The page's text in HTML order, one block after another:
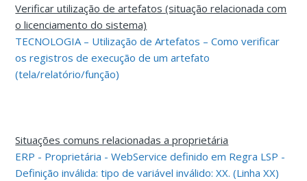
Verificar utilização de artefatos (situação relacionada com
o licenciamento do sistema)
TECNOLOGIA – Utilização de Artefatos – Como verificar
os registros de execução de um artefato
(tela/relatório/função)
Situações comuns relacionadas a proprietária
ERP - Proprietária - WebService definido em Regra LSP -
Definição inválida: tipo de variável inválido: XX. (Linha XX)